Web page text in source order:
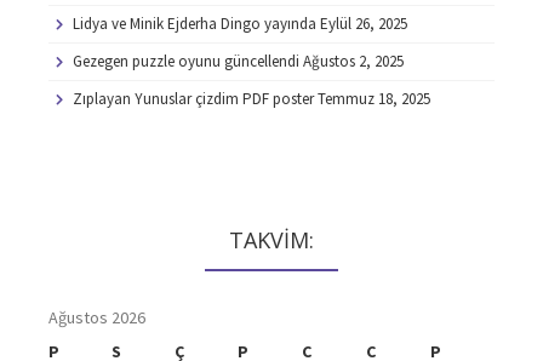
Lidya ve Minik Ejderha Dingo yayında Eylül 26, 2025
Gezegen puzzle oyunu güncellendi Ağustos 2, 2025
Zıplayan Yunuslar çizdim PDF posterTemmuz 18, 2025
TAKVİM:
Ağustos 2026
P
S Ç P C C
P